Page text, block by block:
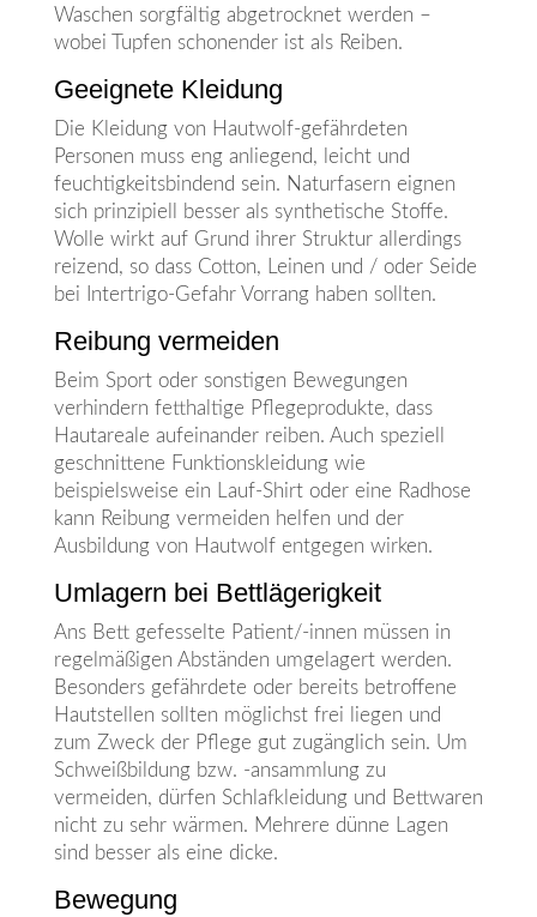
Waschen sorgfältig abgetrocknet werden –
wobei Tupfen schonender ist als Reiben.
Geeignete Kleidung
Die Kleidung von Hautwolf-gefährdeten
Personen muss eng anliegend, leicht und
feuchtigkeitsbindend sein. Naturfasern eignen
sich prinzipiell besser als synthetische Stoffe.
Wolle wirkt auf Grund ihrer Struktur allerdings
reizend, so dass Cotton, Leinen und / oder Seide
bei Intertrigo-Gefahr Vorrang haben sollten.
Reibung vermeiden
Beim Sport oder sonstigen Bewegungen
verhindern fetthaltige Pflegeprodukte, dass
Hautareale aufeinander reiben. Auch speziell
geschnittene Funktionskleidung wie
beispielsweise ein Lauf-Shirt oder eine Radhose
kann Reibung vermeiden helfen und der
Ausbildung von Hautwolf entgegen wirken.
Umlagern bei Bettlägerigkeit
Ans Bett gefesselte Patient/-innen müssen in
regelmäßigen Abständen umgelagert werden.
Besonders gefährdete oder bereits betroffene
Hautstellen sollten möglichst frei liegen und
zum Zweck der Pflege gut zugänglich sein. Um
Schweißbildung bzw. -ansammlung zu
vermeiden, dürfen Schlafkleidung und Bettwaren
nicht zu sehr wärmen. Mehrere dünne Lagen
sind besser als eine dicke.
Bewegung